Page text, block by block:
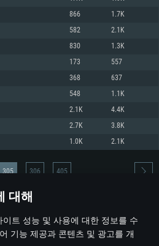
대해
트 성능 및 사용에 대한 정보를 수
기능 제공과 콘텐츠 및 광고를 개
: 720p
이언트)
이언트)
최소 해상도: 720p
이언트)
이언트)
성능을 가지며 최신 그래픽 드라이버를 지
지원 해상도 720p)
이언트)
신 그래픽 드라이버를 지원하는 NVIDIA
성능을 가지며 최신 그래픽 드라이버를
; 최소사양 지원 해상도 720p) 이상
이언트)
866 1.7K
582 2.1K
830 1.3K
173 557
368 637
548 1.1K
2.1K 4.4K
2.7K 3.8K
1.0K 2.1K
305 306 405